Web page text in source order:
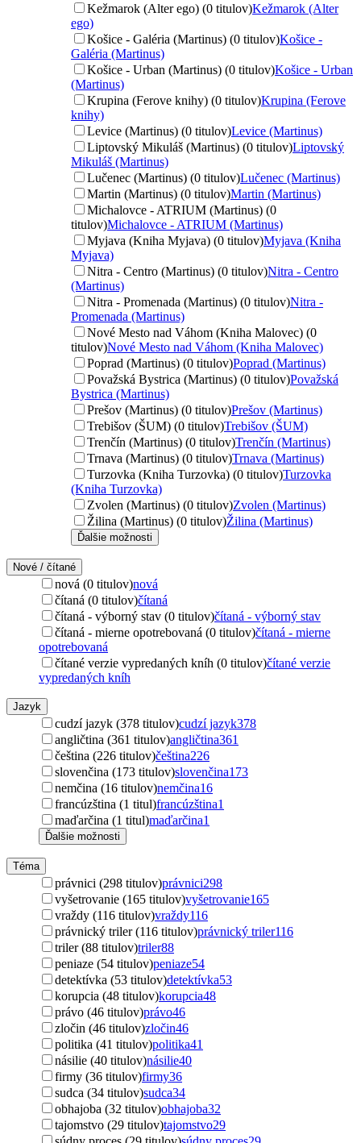
Kežmarok (Alter ego) (0 titulov)Kežmarok (Alter
ego)
Košice - Galéria (Martinus) (0 titulov)Košice -
Galéria (Martinus)
Košice - Urban (Martinus) (0 titulov)Košice - Urban
(Martinus)
Krupina (Ferove knihy) (0 titulov)Krupina (Ferove
knihy)
Levice (Martinus) (0 titulov)Levice (Martinus)
Liptovský Mikuláš (Martinus) (0 titulov)Liptovský
Mikuláš (Martinus)
Lučenec (Martinus) (0 titulov)Lučenec (Martinus)
Martin (Martinus) (0 titulov)Martin (Martinus)
Michalovce - ATRIUM (Martinus) (0
titulov)Michalovce - ATRIUM (Martinus)
Myjava (Kniha Myjava) (0 titulov)Myjava (Kniha
Myjava)
Nitra - Centro (Martinus) (0 titulov)Nitra - Centro
(Martinus)
Nitra - Promenada (Martinus) (0 titulov)Nitra -
Promenada (Martinus)
Nové Mesto nad Váhom (Kniha Malovec) (0
titulov)Nové Mesto nad Váhom (Kniha Malovec)
Poprad (Martinus) (0 titulov)Poprad (Martinus)
Považská Bystrica (Martinus) (0 titulov)Považská
Bystrica (Martinus)
Prešov (Martinus) (0 titulov)Prešov (Martinus)
Trebišov (ŠUM) (0 titulov)Trebišov (ŠUM)
Trenčín (Martinus) (0 titulov)Trenčín (Martinus)
Trnava (Martinus) (0 titulov)Trnava (Martinus)
Turzovka (Kniha Turzovka) (0 titulov)Turzovka
(Kniha Turzovka)
Zvolen (Martinus) (0 titulov)Zvolen (Martinus)
Žilina (Martinus) (0 titulov)Žilina (Martinus)
Ďalšie možnosti
Nové / čítané
nová (0 titulov)nová
čítaná (0 titulov)čítaná
čítaná - výborný stav (0 titulov)čítaná - výborný stav
čítaná - mierne opotrebovaná (0 titulov)čítaná - mierne
opotrebovaná
čítané verzie vypredaných kníh (0 titulov)čítané verzie
vypredaných kníh
Jazyk
cudzí jazyk (378 titulov)cudzí jazyk378
angličtina (361 titulov)angličtina361
čeština (226 titulov)čeština226
slovenčina (173 titulov)slovenčina173
nemčina (16 titulov)nemčina16
francúzština (1 titul)francúzština1
maďarčina (1 titul)maďarčina1
Ďalšie možnosti
Téma
právnici (298 titulov)právnici298
vyšetrovanie (165 titulov)vyšetrovanie165
vraždy (116 titulov)vraždy116
právnický triler (116 titulov)právnický triler116
triler (88 titulov)triler88
peniaze (54 titulov)peniaze54
detektívka (53 titulov)detektívka53
korupcia (48 titulov)korupcia48
právo (46 titulov)právo46
zločin (46 titulov)zločin46
politika (41 titulov)politika41
násilie (40 titulov)násilie40
firmy (36 titulov)firmy36
sudca (34 titulov)sudca34
obhajoba (32 titulov)obhajoba32
tajomstvo (29 titulov)tajomstvo29